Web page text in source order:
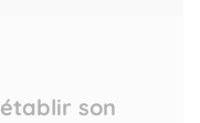
son